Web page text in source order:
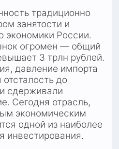
традиционно
занятости и
экономики России.
огромен — общий
3 трлн рублей.
давление импорта
отсталость до
сдерживали
Сегодня отрасль,
экономическим
одной из наиболее
инвестирования.